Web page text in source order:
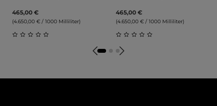
465,00 €
(4.650,00 € / 1000 Milliliter)
Durchschnittliche Bewertung von 0 von 5 Sternen
465,00 €
(4.650,00 € / 1000 Milliliter)
Durchschnittliche